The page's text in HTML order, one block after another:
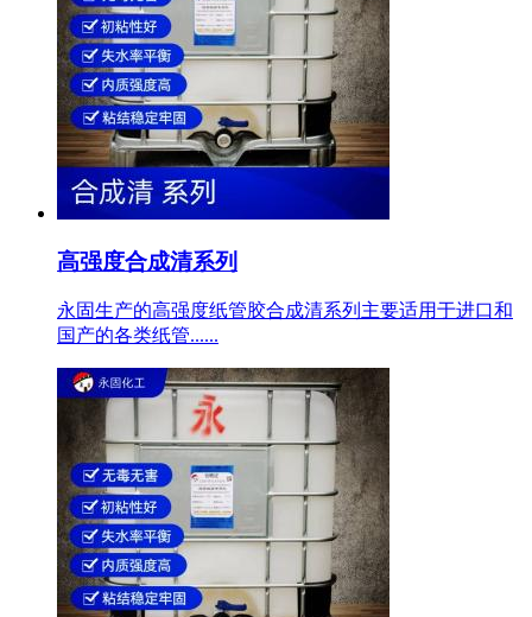
高强度合成清系列
永固生产的高强度纸管胶合成清系列主要适用于进口和
国产的各类纸管......